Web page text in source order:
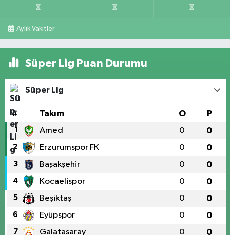
Aylık Vakitler
Süper Lig Puan Durumu
Süper Lig
# Takım O P
1 Amed 0 0
2 Erzurumspor FK 0 0
3 Başakşehir 0 0
4 Kocaelispor 0 0
5 Beşiktaş 0 0
6 Eyüpspor 0 0
7 Galatasaray 0 0